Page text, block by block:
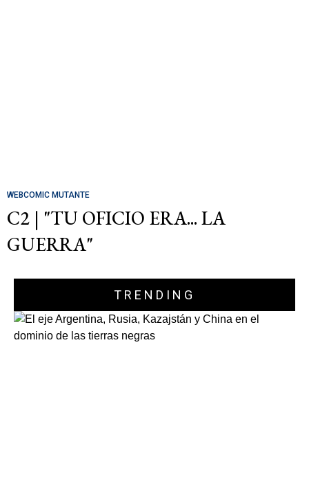
WEBCOMIC MUTANTE
C2 | "TU OFICIO ERA... LA
GUERRA"
TRENDING